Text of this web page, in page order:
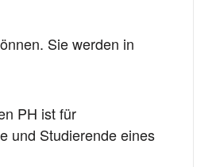
Sie werden in
PH ist für
und Studierende eines